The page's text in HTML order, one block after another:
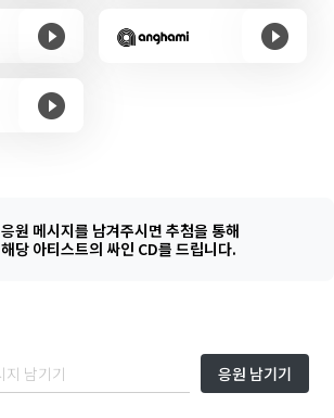
응원 메시지를 남겨주시면 추첨을 통해
해당 아티스트의 싸인 CD를 드립니다.
응원 남기기